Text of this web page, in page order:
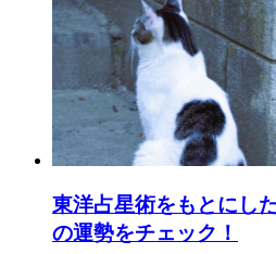
東洋占星術をもとにし
の運勢をチェック！